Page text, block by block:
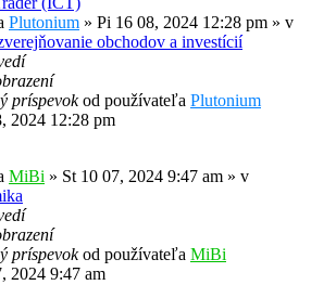
Plutonium » Pi 16 08, 2024 12:28 pm » v
obchodov a investícií
príspevokod používateľa Plutonium
2024 12:28 pm
MiBi » St 10 07, 2024 9:47 am » v
príspevokod používateľa MiBi
2024 9:47 am